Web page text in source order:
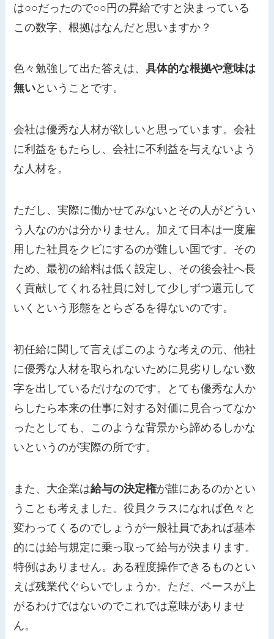
は○○だったので○○円の昇給ですと決まっている
この数字、根拠はなんだと思いますか？
色々勉強して出た答えは、具体的な根拠や意味は
無いということです。
会社は優秀な人材が欲しいと思っています。会社
に利益をもたらし、会社に不利益を与えないよう
な人材を。
ただし、実際に働かせてみないとその人がどうい
う人なのかは分かりません。加えて日本は一度雇
用した社員をクビにするのが難しい国です。その
ため、最初の給料は低く設定し、その後会社へ長
く貢献してくれる社員に対して少しずつ還元して
いくという形態をとらざるを得ないのです。
初任給に関して言えばこのような考えの元、他社
に優秀な人材を取られないために見劣りしない数
字を出しているだけなのです。とても優秀な人か
らしたら本来の仕事に対する対価に見合ってなか
ったとしても、このような背景から諦めるしかな
いというのが実際の所です。
また、大企業は給与の決定権が誰にあるのかとい
うことも考えました。役員クラスになれば色々と
変わってくるのでしょうが一般社員であれば基本
的には給与規定に乗っ取って給与が決まります。
特例はありません。ある程度操作できるものとい
えば残業代ぐらいでしょうか。ただ、ベースが上
がるわけではないのでこれでは意味がありませ
ん。